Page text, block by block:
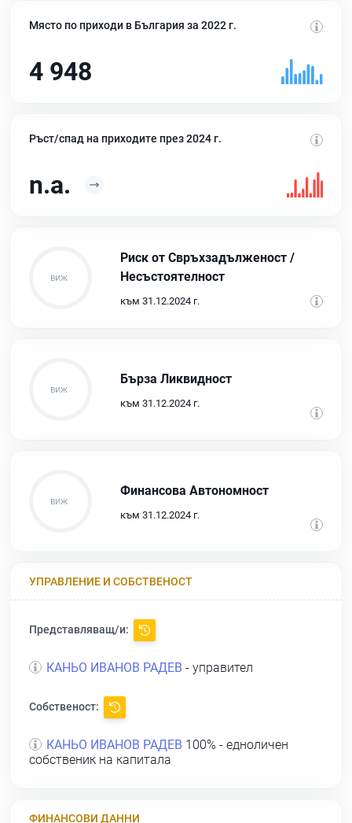
Място по приходи в България за 2022 г.
4 948
Ръст/спад на приходите през 2024 г.
n.a.
Риск от Свръхзадълженост /
Несъстоятелност
към 31.12.2024 г.
Бърза Ликвидност
към 31.12.2024 г.
Финансова Автономност
към 31.12.2024 г.
УПРАВЛЕНИЕ И СОБСТВЕНОСТ
Представляващ/и:
КАНЬО ИВАНОВ РАДЕВ - управител
Собственост:
КАНЬО ИВАНОВ РАДЕВ 100% - едноличен
собственик на капитала
ФИНАНСОВИ ДАННИ